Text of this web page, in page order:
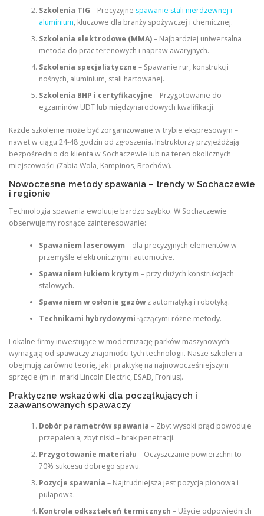
Szkolenia TIG – Precyzyjne spawanie stali nierdzewnej i
aluminium, kluczowe dla branży spożywczej i chemicznej.
Szkolenia elektrodowe (MMA)– Najbardziej uniwersalna
metoda do prac terenowych i napraw awaryjnych.
Szkolenia specjalistyczne – Spawanie rur, konstrukcji
nośnych, aluminium, stali hartowanej.
Szkolenia BHP i certyfikacyjne – Przygotowanie do
egzaminów UDT lub międzynarodowych kwalifikacji.
Każde szkolenie może być zorganizowane w trybie ekspresowym –
nawet w ciągu 24-48 godzin od zgłoszenia. Instruktorzy przyjeżdżają
bezpośrednio do klienta w Sochaczewie lub na teren okolicznych
miejscowości (Żabia Wola, Kampinos, Brochów).
Nowoczesne metody spawania – trendy w Sochaczewie
i regionie
Technologia spawania ewoluuje bardzo szybko. W Sochaczewie
obserwujemy rosnące zainteresowanie:
Spawaniem laserowym – dla precyzyjnych elementów w
przemyśle elektronicznym i automotive.
Spawaniem łukiem krytym – przy dużych konstrukcjach
stalowych.
Spawaniem w osłonie gazówz automatyką i robotyką.
Technikami hybrydowymi łączącymi różne metody.
Lokalne firmy inwestujące w modernizację parków maszynowych
wymagają od spawaczy znajomości tych technologii. Nasze szkolenia
obejmują zarówno teorię, jak i praktykę na najnowocześniejszym
sprzęcie (m.in. marki Lincoln Electric, ESAB, Fronius).
Praktyczne wskazówki dla początkujących i
zaawansowanych spawaczy
Dobór parametrów spawania – Zbyt wysoki prąd powoduje
przepalenia, zbyt niski – brak penetracji.
Przygotowanie materiału – Oczyszczanie powierzchni to
70% sukcesu dobrego spawu.
Pozycje spawania – Najtrudniejsza jest pozycja pionowa i
pułapowa.
Kontrola odkształceń termicznych – Użycie odpowiednich